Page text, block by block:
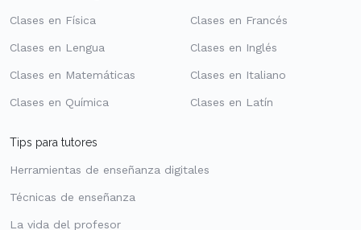
Clases en Física
Clases en Lengua
Clases en Matemáticas
Clases en Química
Clases en Francés
Clases en Inglés
Clases en Italiano
Clases en Latín
Tips para tutores
Herramientas de enseñanza digitales
Técnicas de enseñanza
La vida del profesor